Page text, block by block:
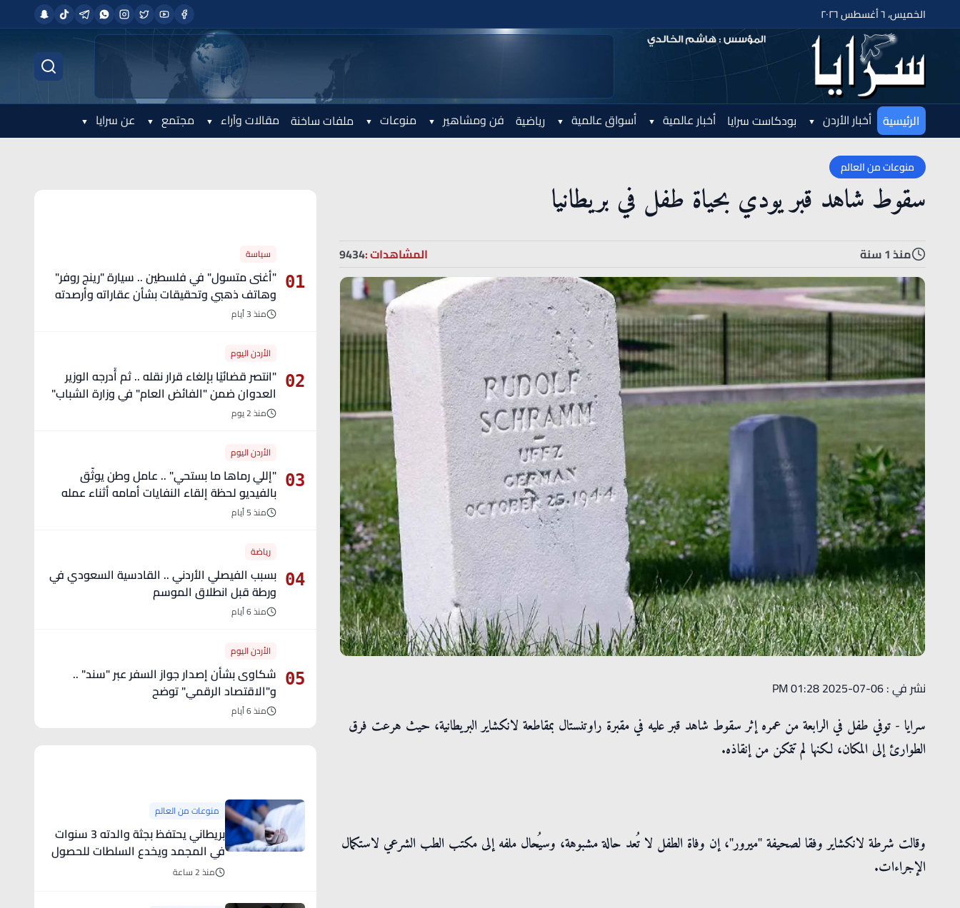
الخميس، ٦ أغسطس ٢٠٢٦
الرئيسية أخبار الأردن بودكاست سرايا أخبار عالمية أسواق عالمية رياضية فن ومشاهير منوعات ملفات ساخنة مقالات وآراء مجتمع عن سرايا
منوعات من العالم
سقوط شاهد قبر يودي بحياة طفل في بريطانيا
منذ 1 سنة المشاهدات :9434
نشر في : 06-07-2025 01:28 PM
سرايا - توفي طفل في الرابعة من عمره إثر سقوط شاهد قبر عليه في مقبرة راوتنستال بمقاطعة لانكشاير البريطانية، حيث هرعت فرق
الطوارئ إلى المكان، لكنها لم تتمكن من إنقاذه.
وقالت شرطة لانكشاير وفقا لصحيفة "ميرور"، إن وفاة الطفل لا تُعد حالة مشبوهة، وسيُحال ملفه إلى مكتب الطب الشرعي لاستكمال
الإجراءات.
01
سياسة
"أغنى متسول" في فلسطين .. سيارة "رينج روفر"
وهاتف ذهبي وتحقيقات بشأن عقاراته وأرصدته
منذ 3 أيام
02
الأردن اليوم
"انتصر قضائيًا بإلغاء قرار نقله .. ثم أُدرجه الوزير
العدوان ضمن "الفائض العام" في وزارة الشباب"
- تفاصيل
منذ 2 يوم
03
الأردن اليوم
"إللي رماها ما بستحي" .. عامل وطن يوثّق
بالفيديو لحظة إلقاء النفايات أمامه أثناء عمله
منذ 5 أيام
04
رياضة
بسبب الفيصلي الأردني .. القادسية السعودي في
ورطة قبل انطلاق الموسم
منذ 6 أيام
05
الأردن اليوم
شكاوى بشأن إصدار جواز السفر عبر "سند" ..
و"الاقتصاد الرقمي" توضح
منذ 6 أيام
منوعات من العالم
بريطاني يحتفظ بجثة والدته 3 سنوات
في المجمد ويخدع السلطات للحصول
على معاشها
منذ 2 ساعة